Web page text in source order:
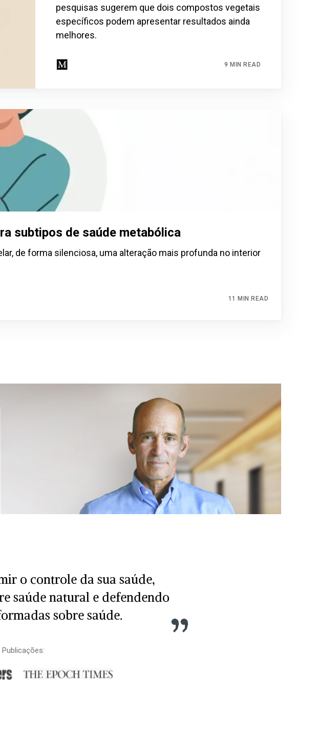
pesquisas sugerem que dois compostos vegetais
específicos podem apresentar resultados ainda
melhores.
9 MIN READ
subtipos de saúde metabólica
de forma silenciosa, uma alteração mais profunda no interior
11 MIN READ
o controle da sua saúde,
saúde natural e defendendo
sobre saúde.
de saúde,